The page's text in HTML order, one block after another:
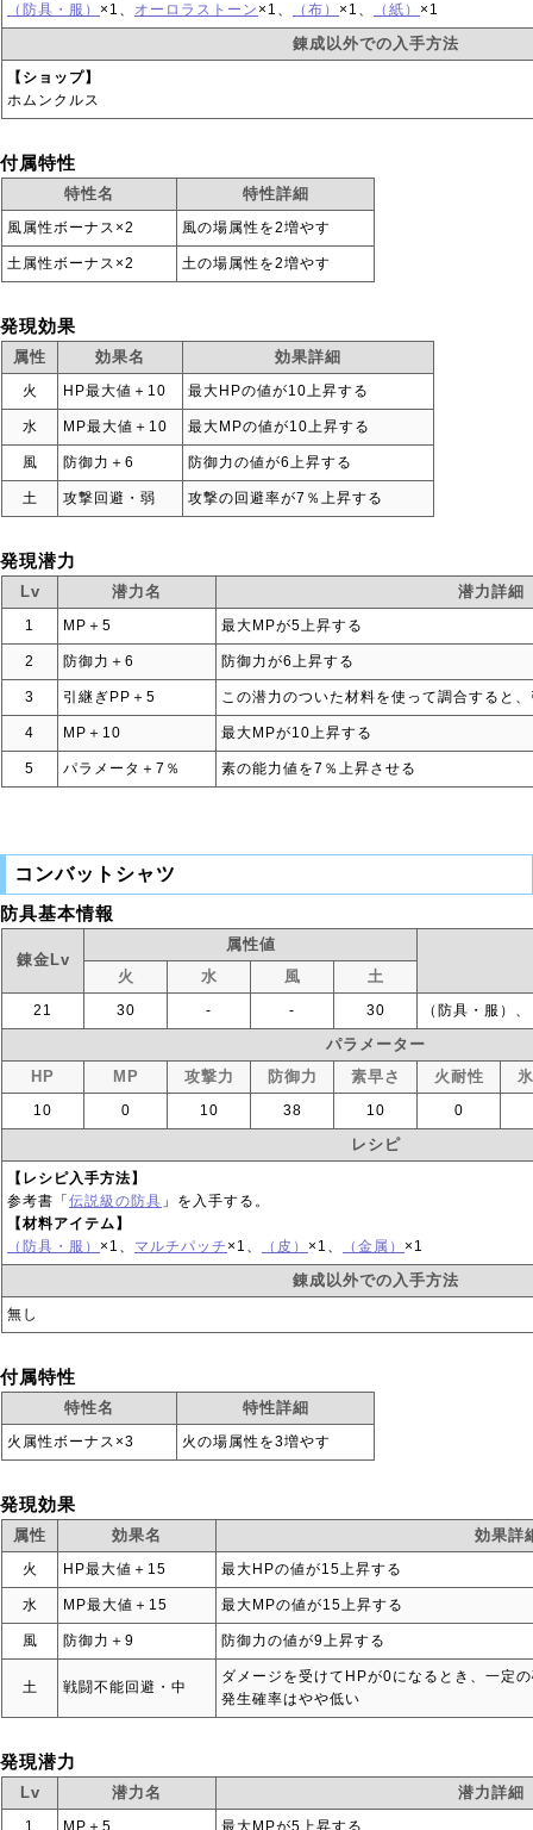
（防具・服） ×1、 オーロラストーン ×1、 （布） ×1、 （紙） ×1
錬成以外での入手方法
【ショップ】
ホムンクルス
付属特性
特性名 特性詳細
風属性ボーナス×2 風の場属性を2増やす
土属性ボーナス×2 土の場属性を2増やす
発現効果
属性 効果名 効果詳細
火 HP最大値＋10 最大HPの値が10上昇する
水 MP最大値＋10 最大MPの値が10上昇する
風 防御力＋6 防御力の値が6上昇する
土 攻撃回避・弱 攻撃の回避率が7％上昇する
発現潜力
Lv 潜力名 潜力詳細
1 MP＋5 最大MPが5上昇する
2 防御力＋6 防御力が6上昇する
3 引継ぎPP＋5 この潜力のついた材料を使って調合すると
4 MP＋10 最大MPが10上昇する
5 パラメータ＋7％ 素の能力値を7％上昇させる
コンバットシャツ
防具基本情報
錬金Lv
属性値
火
水 風 土
21 30 ‐ ‐ 30 （防具・服）
パラメーター
HP
MP 攻撃力 防御力 素早さ 火耐性
10 0 10 38 10 0
レシピ
【レシピ入手方法】
参考書「 伝説級の防具 」を入手する。
【材料アイテム】
（防具・服） ×1、 マルチパッチ ×1、 （皮） ×1、 （金属） ×1
錬成以外での入手方法
無し
付属特性
特性名 特性詳細
火属性ボーナス×3 火の場属性を3増やす
発現効果
属性 効果名 効果詳
火 HP最大値＋15 最大HPの値が15上昇する
水 MP最大値＋15 最大MPの値が15上昇する
風 防御力＋9 防御力の値が9上昇する
土 戦闘不能回避・中
ダメージを受けてHPが0になるとき、一定
発生確率はやや低い
発現潜力
Lv 潜力名 潜力詳細
1 MP＋5 最大MPが5上昇する